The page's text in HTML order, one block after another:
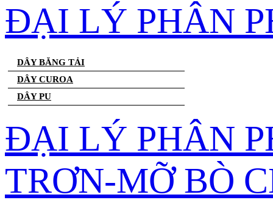
ĐẠI LÝ PHÂN
DÂY BĂNG TẢI
DÂY CUROA
DÂY PU
ĐẠI LÝ PHÂN
TRƠN-MỠ BÒ